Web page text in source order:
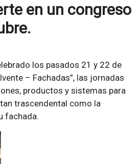
en un congreso
los pasados 21 y 22 de
– Fachadas”, las jornadas
productos y sistemas para
trascendental como la
fachada.